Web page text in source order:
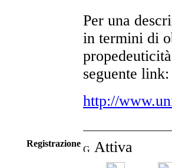
Per una
in termini di
seguente link:
http://
Registrazione Attiva